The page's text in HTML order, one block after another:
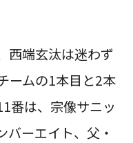
西端玄汰は迷わず
ームの1本目と2本
番は、宗像サニッ
バーエイト、父・